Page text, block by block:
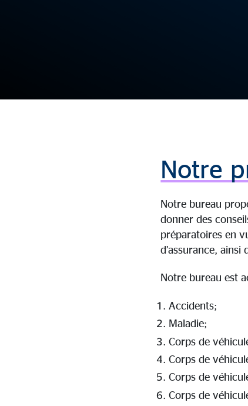
Notre
Notre bureau
donner des
préparatoires en
d’assurance, ainsi
Notre bureau est
Accidents;
Maladie;
Corps de
Corps de
Corps de
Corps de